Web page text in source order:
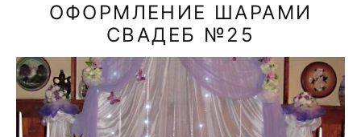
ОФОРМЛЕНИЕ ШАРАМИ
СВАДЕБ №25